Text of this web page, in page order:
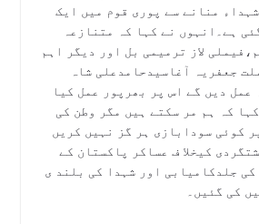
منانے سے پوری قوم میں ایک
ہے۔انہوں نے کہا کہ متنازعہ
لاز ترمیمی بل اور دیگر اہم
جعفریہ آغاسیدحامدعلی شاہ
عمل دیں گے اس پر بھرپور عمل کیا
کہ ہم مر سکتے ہیں مگر وطن کی
کوئی سودابازی ہر گز نہیں کریں
کیخلا ف عساکر پاکستان کے
جلدکامیابی اور شہدا کی بلند ی
کی گئیں۔